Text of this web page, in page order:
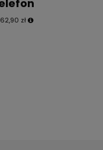
62,90 zł